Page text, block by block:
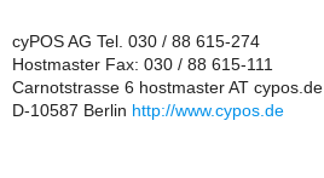
cyPOS AG Tel. 030 / 88 615-274
Hostmaster Fax: 030 / 88 615-111
Carnotstrasse 6 hostmaster AT cypos.de
D-10587 Berlin http://www.cypos.de